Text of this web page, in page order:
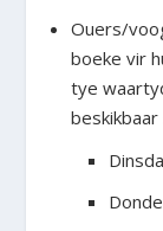
Ouers/
boeke vir
tye